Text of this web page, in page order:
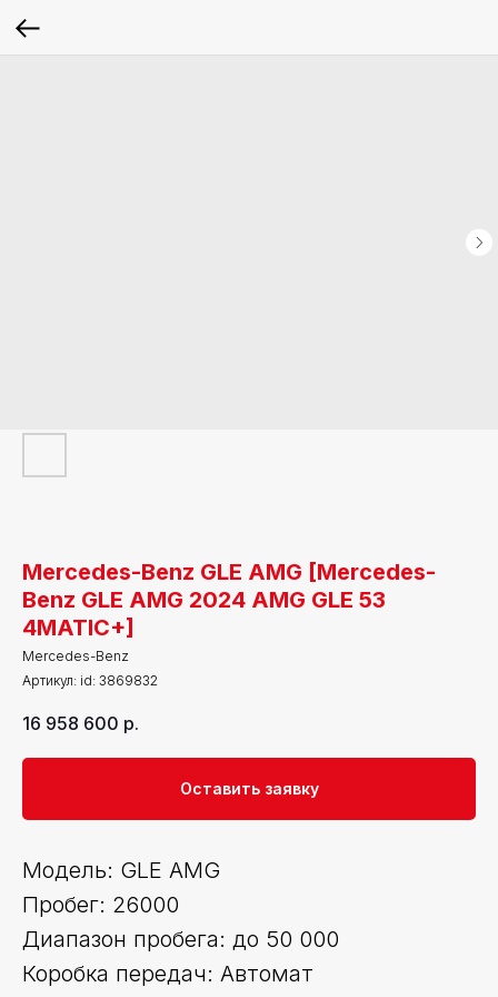
Mercedes-Benz GLE AMG [Mercedes-
Benz GLE AMG 2024 AMG GLE 53
4MATIC+]
Mercedes-Benz
Артикул: id: 3869832
16 958 600 р.
Оставить заявку
Модель: GLE AMG
Пробег: 26000
Диапазон пробега: до 50 000
Коробка передач: Автомат